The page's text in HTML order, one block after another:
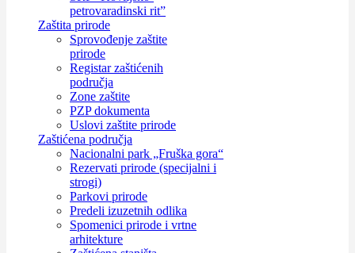
petrovaradinski rit”
Zaštita prirode
Sprovođenje zaštite
prirode
Registar zaštićenih
područja
Zone zaštite
PZP dokumenta
Uslovi zaštite prirode
Zaštićena područja
Nacionalni park „Fruška gora“
Rezervati prirode (specijalni i
strogi)
Parkovi prirode
Predeli izuzetnih odlika
Spomenici prirode i vrtne
arhitekture